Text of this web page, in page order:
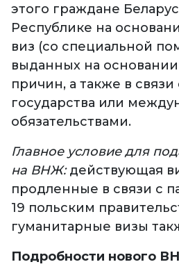
этого граждане
Республике на
виз (со специальной
выданных на
причин, а также в
государства или
обязательствами.
Главное условие для
на ВНЖ:действующая
продленные в связи с
19 польским
гуманитарные визы
Подробности нового